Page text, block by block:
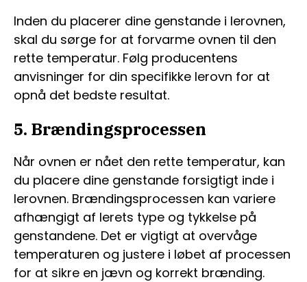
Inden du placerer dine genstande i lerovnen,
skal du sørge for at forvarme ovnen til den
rette temperatur. Følg producentens
anvisninger for din specifikke lerovn for at
opnå det bedste resultat.
5. Brændingsprocessen
Når ovnen er nået den rette temperatur, kan
du placere dine genstande forsigtigt inde i
lerovnen. Brændingsprocessen kan variere
afhængigt af lerets type og tykkelse på
genstandene. Det er vigtigt at overvåge
temperaturen og justere i løbet af processen
for at sikre en jævn og korrekt brænding.